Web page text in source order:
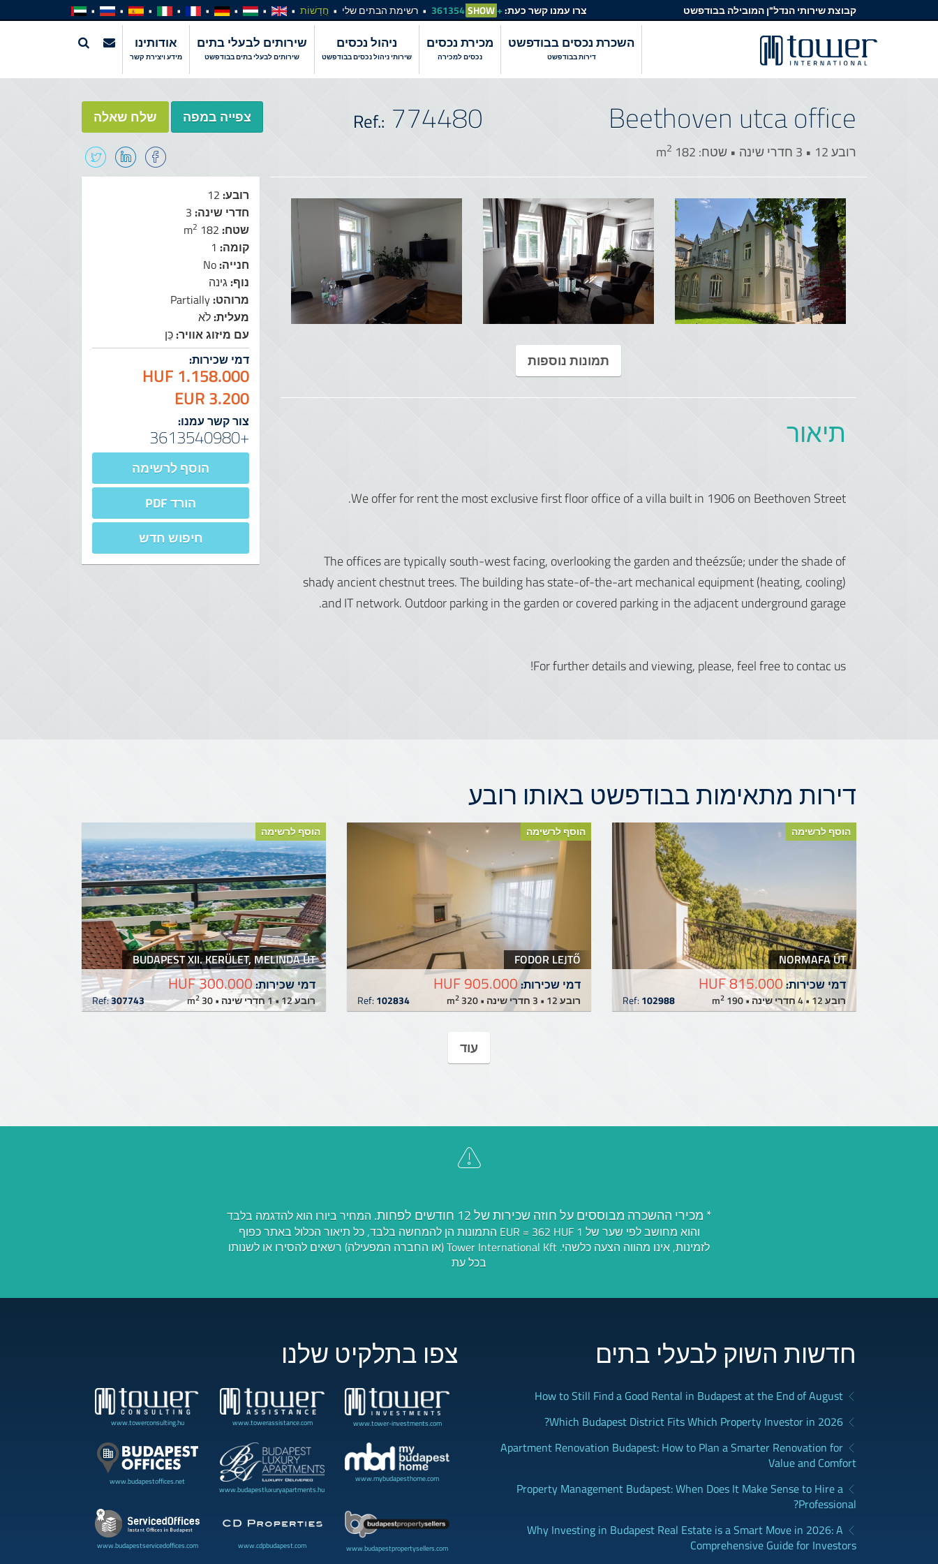
קבוצת שירותי הנדל"ן המובילה בבודפשט צרו עמנו קשר כעת:+361354
SHOW רשימת הבתים שלי חֲדָשׁוֹת
השכרת נכסים בבודפשט
דירות בבודפשט
מכירת נכסים
נכסים למכירה
ניהול נכסים
שירותי ניהול נכסים בבודפשט
שירותים לבעלי בתים
שירותים לבעלי בתים בבודפשט
אודותינו
מידע ויצירת קשר
Beethoven utca office
Ref.: 774480
רובע 12 • 3 חדרי שינה • שטח: 182 m 2
צפייה במפה שלח שאלה
תמונות נוספות
תיאור
We offer for rent the most exclusive first floor office of a villa built in 1906 on Beethoven Street.
The offices are typically south-west facing, overlooking the garden and theézsűe; under the shade of
shady ancient chestnut trees. The building has state-of-the-art mechanical equipment (heating, cooling)
and IT network. Outdoor parking in the garden or covered parking in the adjacent underground garage.
For further details and viewing, please, feel free to contac us!
רובע:
חדרי שינה: 3
שטח:
2
קומה:
חנייה:
נוף: גינה
מרוהט:
מעלית: לֹא
עם מיזוג אוויר: כֵּן
דמי שכירות:
1.158.000 HUF
3.200 EUR
צור קשר עמנו:
+3613540980
הוסף לרשימה
הורד PDF
חיפוש חדש
דירות מתאימות בבודפשט באותו רובע
הוסף לרשימה
NORMAFA ÚT
דמי שכירות:815.000 HUF
רובע 12 • 4 חדרי שינה • 190 m 2
Ref:102988
הוסף לרשימה
FODOR LEJTŐ
דמי שכירות:905.000 HUF
רובע 12 • 3 חדרי שינה • 320 m 2
Ref: 102834
הוסף לרשימה
BUDAPEST XII. KERÜLET, MELINDA ÚT
דמי שכירות:300.000 HUF
רובע 12 • 1 חדרי שינה • 30 m 2
Ref:307743
עוד
* מכירי ההשכרה מבוססים על חוזה שכירות של 12 חודשים לפחות.
המחיר ביורו הוא להדגמה בלבד
והוא מחושב לפי שער של 1 EUR = 362 HUF התמונות הן להמחשה בלבד, כל תיאור הכלול באתר כפוף
לזמינות, אינו מהווה הצעה כלשהי. Tower International Kft (או החברה המפעילה) רשאים להסירו או לשנותו
בכל עת
חדשות השוק לבעלי בתים
How to Still Find a Good Rental in Budapest at the End of August
Which Budapest District Fits Which Property Investor in 2026?
Apartment Renovation Budapest: How to Plan a Smarter Renovation for
Value and Comfort
Property Management Budapest: When Does It Make Sense to Hire a
Professional?
Why Investing in Budapest Real Estate is a Smart Move in 2026: A
Comprehensive Guide for Investors
צפו בתלקיט שלנו
www.tower-investments.com
www.towerassistance.com
www.towerconsulting.hu
www.mybudapesthome.com
www.budapestluxuryapartments.hu
www.budapestoffices.net
www.budapestpropertysellers.com
www.cdpbudapest.com
www.budapestservicedoffices.com